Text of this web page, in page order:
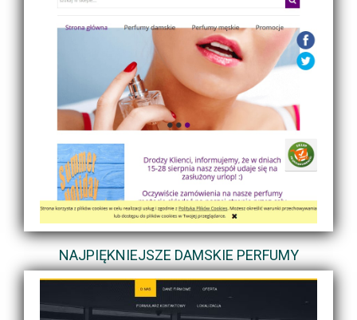
NAJPIĘKNIEJSZE DAMSKIE PERFUMY